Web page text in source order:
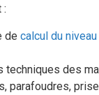
:
de calcul du
techniques des
parafoudres,